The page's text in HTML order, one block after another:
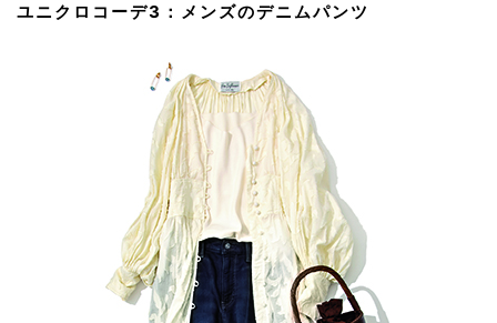
ユニクロコーデ3：メンズのデニムパンツ